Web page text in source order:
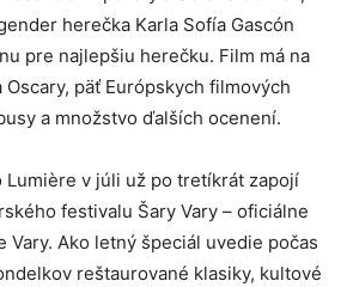
herečka Karla Sofía Gascón
pre najlepšiu herečku. Film má na
päť Európskych filmových
a množstvo ďalších ocenení.
Lumière v júli už po tretíkrát zapojí
festivalu Šary Vary – oficiálne
Vary. Ako letný špeciál uvedie počas
reštaurované klasiky, kultové